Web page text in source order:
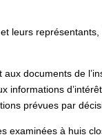
leurs
aux documents de
informations
prévues par
examinées à huis